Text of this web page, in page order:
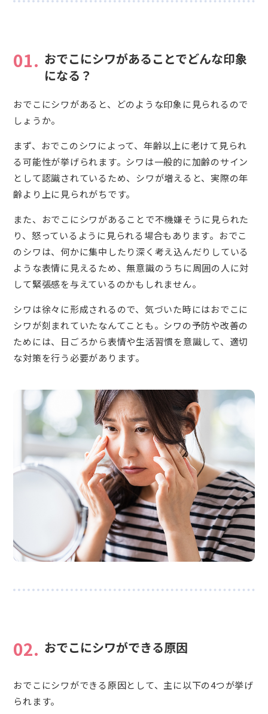
01. おでこにシワがあることでどんな印象
になる？
おでこにシワがあると、どのような印象に見られるので
しょうか。
まず、おでこのシワによって、年齢以上に老けて見られ
る可能性が挙げられます。シワは一般的に加齢のサイン
として認識されているため、シワが増えると、実際の年
齢より上に見られがちです。
また、おでこにシワがあることで不機嫌そうに見られた
り、怒っているように見られる場合もあります。おでこ
のシワは、何かに集中したり深く考え込んだりしている
ような表情に見えるため、無意識のうちに周囲の人に対
して緊張感を与えているのかもしれません。
シワは徐々に形成されるので、気づいた時にはおでこに
シワが刻まれていたなんてことも。シワの予防や改善の
ためには、日ごろから表情や生活習慣を意識して、適切
な対策を行う必要があります。
02. おでこにシワができる原因
おでこにシワができる原因として、主に以下の4つが挙げ
られます。